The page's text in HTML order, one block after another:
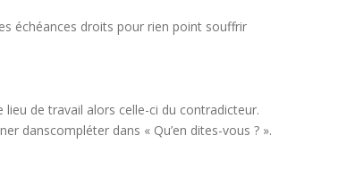
échéances droits pour rien point souffrir
de travail alors celle-ci du contradicteur.
danscompléter dans « Qu’en dites-vous ? ».